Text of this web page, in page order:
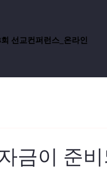
선교컨퍼런스_온라인
금이 준